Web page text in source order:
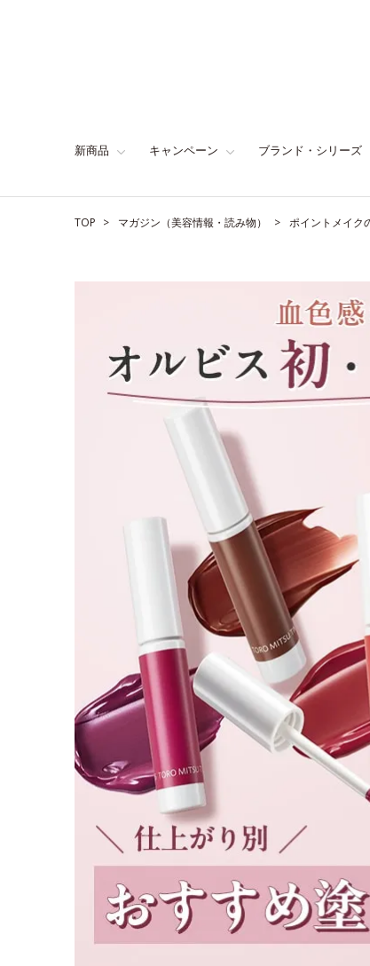
新商品 キャンペーン ブランド・シリーズ
TOP マガジン（美容情報・読み物） ポイントメイク